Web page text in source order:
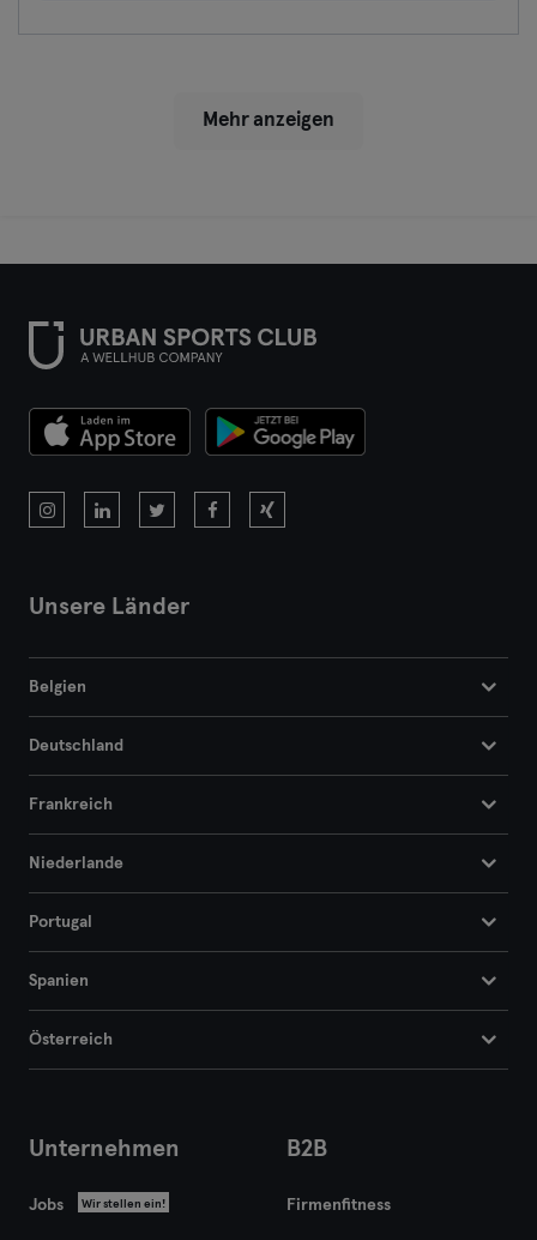
Mehr anzeigen
Unsere Länder
Belgien
Deutschland
Frankreich
Niederlande
Portugal
Spanien
Österreich
Unternehmen
Jobs Wir stellen ein!
B2B
Firmenfitness